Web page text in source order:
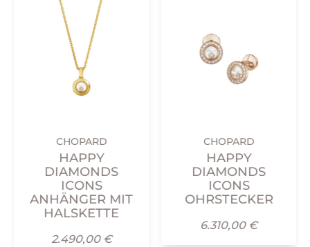
CHOPARD
HAPPY
DIAMONDS
ICONS
ANHÄNGER MIT
HALSKETTE
2.490,00 €
CHOPARD
HAPPY
DIAMONDS
ICONS
OHRSTECKER
6.310,00 €